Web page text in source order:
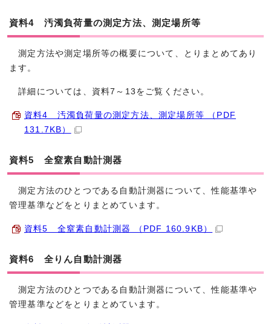
資料4 汚濁負荷量の測定方法、測定場所等
測定方法や測定場所等の概要について、とりまとめてあり
ます。
詳細については、資料7～13をご覧ください。
資料4 汚濁負荷量の測定方法、測定場所等 （PDF
131.7KB）
資料5 全窒素自動計測器
測定方法のひとつである自動計測器について、性能基準や
管理基準などをとりまとめています。
資料5 全窒素自動計測器 （PDF 160.9KB）
資料6 全りん自動計測器
測定方法のひとつである自動計測器について、性能基準や
管理基準などをとりまとめています。